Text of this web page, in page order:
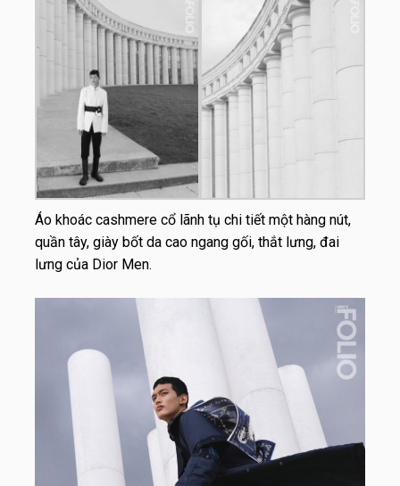
Áo khoác cashmere cổ lãnh tụ chi tiết một hàng nút,
quần tây, giày bốt da cao ngang gối, thắt lưng, đai
lưng của Dior Men.